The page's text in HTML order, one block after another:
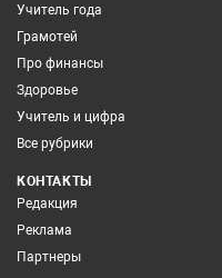
Учитель года
Грамотей
Про финансы
Здоровье
Учитель и цифра
Все рубрики
КОНТАКТЫ
Редакция
Реклама
Партнеры